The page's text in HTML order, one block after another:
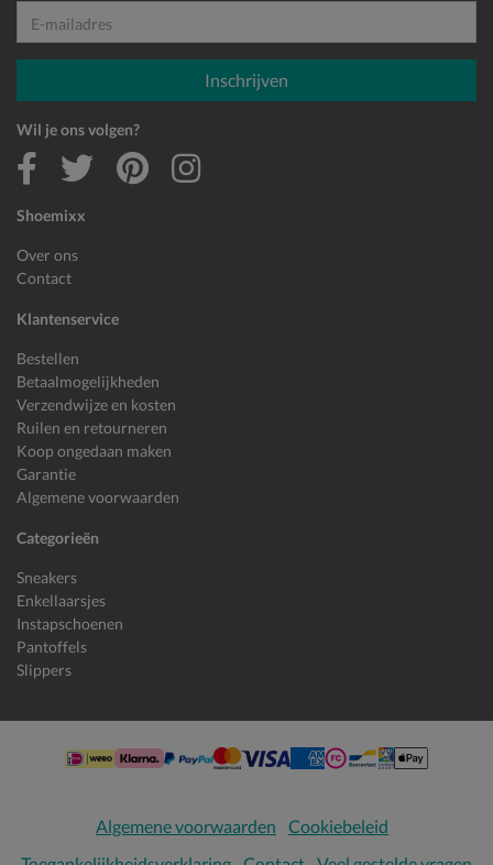
Shoemixx
Over ons
Contact
Klantenservice
Bestellen
Betaalmogelijkheden
Verzendwijze en kosten
Ruilen en retourneren
Koop ongedaan maken
Garantie
Algemene voorwaarden
Categorieën
Sneakers
Enkellaarsjes
Instapschoenen
Pantoffels
Slippers
E-mailadres
Inschrijven
Wil je ons volgen?
Algemene voorwaarden
Cookiebeleid